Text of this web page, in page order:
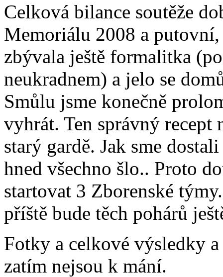
Celková bilance soutěže
Memoriálu 2008 a
zbývala ještě formalitka
neukradnem) a jelo se
Smůlu jsme konečně
vyhrát. Ten správný recept
starý gardě. Jak sme
hned všechno šlo.. Proto
startovat 3 Zborenské
příště bude těch pohárů
Fotky a celkové výsledky
zatím nejsou k mání.